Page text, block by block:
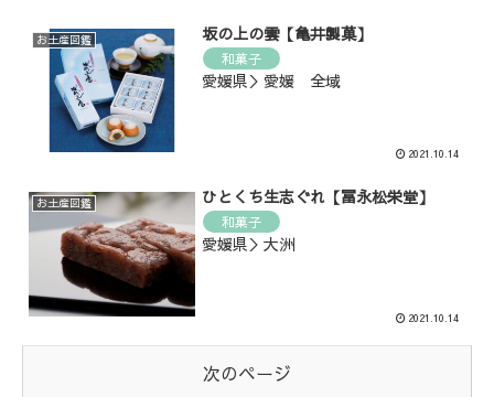
お土産図鑑 坂の上の雲【亀井製菓】
和菓子
愛媛県＞愛媛 全域
2021.10.14
お土産図鑑 ひとくち生志ぐれ【冨永松栄堂】
和菓子
愛媛県＞大洲
2021.10.14
次のページ